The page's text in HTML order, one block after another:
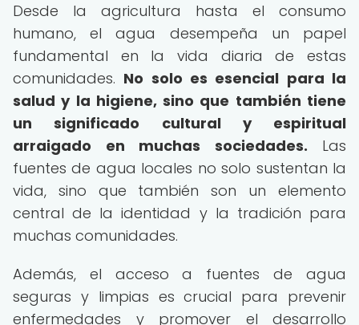
Desde la agricultura hasta el consumo
humano, el agua desempeña un papel
fundamental en la vida diaria de estas
comunidades. No solo es esencial para la
salud y la higiene, sino que también tiene
un significado cultural y espiritual
arraigado en muchas sociedades. Las
fuentes de agua locales no solo sustentan la
vida, sino que también son un elemento
central de la identidad y la tradición para
muchas comunidades.
Además, el acceso a fuentes de agua
seguras y limpias es crucial para prevenir
enfermedades y promover el desarrollo